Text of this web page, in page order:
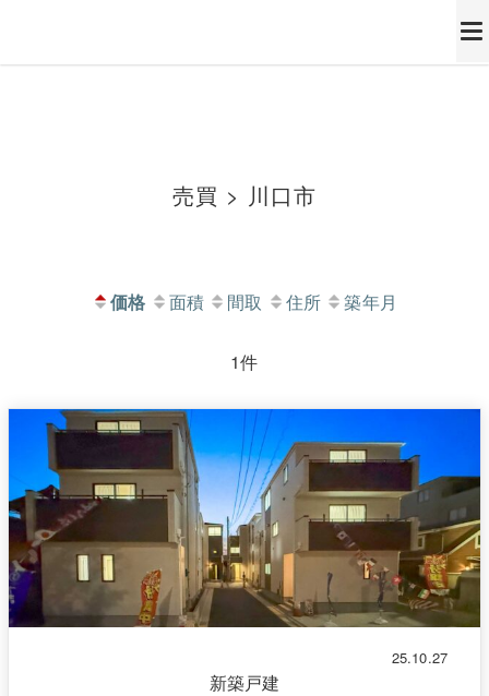
西東京市、小平市、多摩エリ
西東京市、小平市、多摩エリアの最新不動産ならトーキョーリビング株式会社
売買 > 川口市
価格 面積 間取 住所 築年月
1件
25.10.27
新築戸建